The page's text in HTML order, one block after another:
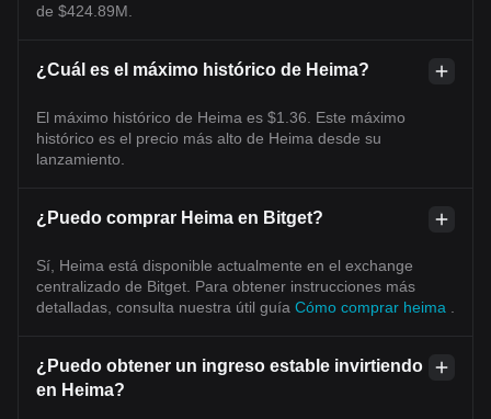
de $424.89M.
¿Cuál es el máximo histórico de Heima?
El máximo histórico de Heima es $1.36. Este máximo
histórico es el precio más alto de Heima desde su
lanzamiento.
¿Puedo comprar Heima en Bitget?
Sí, Heima está disponible actualmente en el exchange
centralizado de Bitget. Para obtener instrucciones más
detalladas, consulta nuestra útil guía Cómo comprar heima
¿Puedo obtener un ingreso estable invirtiendo
en Heima?